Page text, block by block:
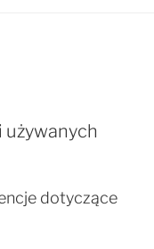
używanych
dotyczące